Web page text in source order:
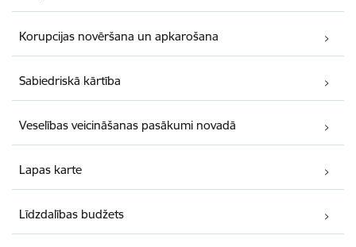
Korupcijas novēršana un apkarošana
Sabiedriskā kārtība
Veselības veicināšanas pasākumi novadā
Lapas karte
Līdzdalības budžets